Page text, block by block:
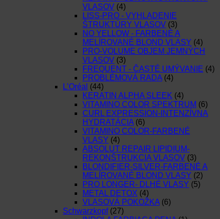
VLASOV (4)
LISS-PRO - VYHLADENIE
ŠTRUKTÚRY VLASOV (3)
NO YELLOW - FARBENÉ A
MELÍROVANÉ BLOND VLASY (4)
PRO-VOLUME OBJEM JEMNÝCH
VLASOV (3)
FREQUENT - ČASTÉ UMÝVANIE (4)
PROBLÉMOVÁ RADA (4)
L’Oréal (44)
KERATIN ALPHA SLEEK (4)
VITAMINO COLOR SPEKTRUM (6)
CURL EXPRESSION-INTENZÍVNA
HYDRATÁCIA (6)
VITAMINO COLOR-FARBENÉ
VLASY (4)
ABSOLUT REPAIR LIPIDIUM-
REKONŠTRUKCIA VLASOV (3)
BLONDIFIER-SILVER-FARBENÉ A
MELÍROVANÉ BLOND VLASY (2)
PRO LONGER- DLHÉ VLASY (5)
METAL DETOX (4)
VLASOVÁ POKOŽKA (6)
Schwarzkopf (27)